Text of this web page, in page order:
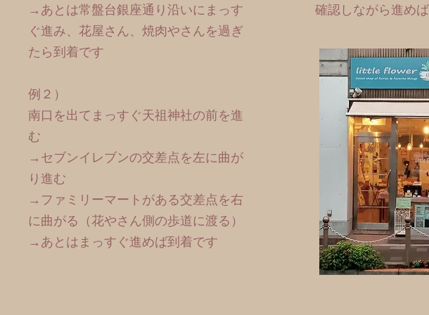
→あとは常盤台銀座通り沿いにまっす
ぐ進み、花屋さん、焼肉やさんを過ぎ
たら到着です
例２）
南口を出てまっすぐ天祖神社の前を進
む
→セブンイレブンの交差点を左に曲が
り進む
→ファミリーマートがある交差点を右
に曲がる（花やさん側の歩道に渡る）
→あとはまっすぐ進めば到着です
確認しながら進め